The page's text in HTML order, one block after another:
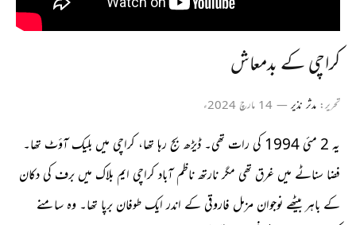
کراچی کے بدمعاش
تحریر: مدثر نذیر 14 مارچ 2024ء
یہ 2 مئی 1994 کی رات تھی۔ ڈیڑھ بج رہا تھا، کراچی میں بلیک آؤٹ تھا۔
فضا سناٹے میں غرق تھی مگر نارتھ ناظم آباد کراچی ایم بلاک میں برف کی دکان
کے باہر بیٹھے نوجوان مزمل فاروقی کے اندر ایک طوفان برپا تھا۔ وہ سامنے